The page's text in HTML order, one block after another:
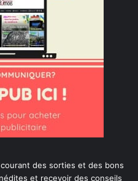
des sorties et des bons
et recevoir des conseils